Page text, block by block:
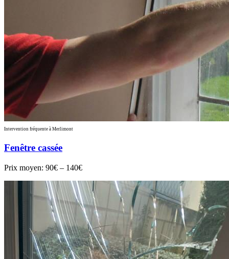
Intervention fréquente à Merlimont
Fenêtre cassée
Prix moyen: 90€ – 140€